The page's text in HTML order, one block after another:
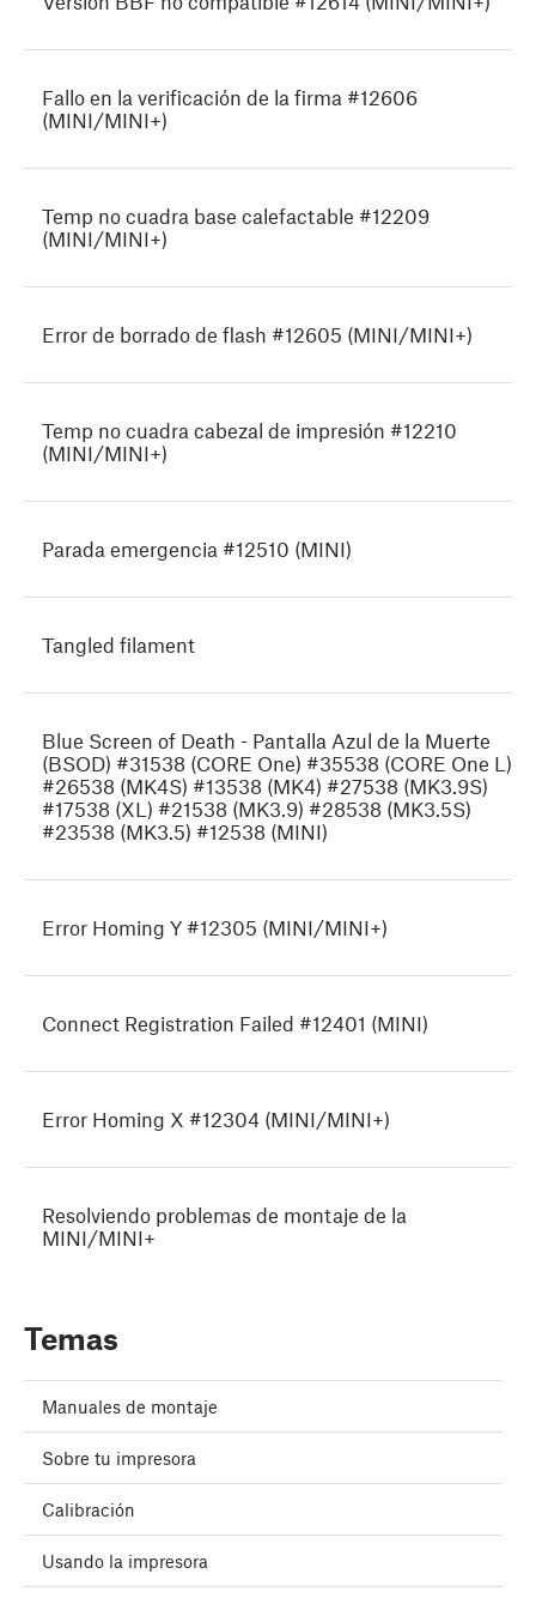
Fallo en la verificación de la firma #12606
(MINI/MINI+)
Temp no cuadra base calefactable #12209
(MINI/MINI+)
Error de borrado de flash #12605 (MINI/MINI+)
Temp no cuadra cabezal de impresión #12210
(MINI/MINI+)
Parada emergencia #12510 (MINI)
Tangled filament
Blue Screen of Death - Pantalla Azul de la Muerte
(BSOD) #31538 (CORE One) #35538 (CORE One L)
#26538 (MK4S) #13538 (MK4) #27538 (MK3.9S)
#17538 (XL) #21538 (MK3.9) #28538 (MK3.5S)
#23538 (MK3.5) #12538 (MINI)
Error Homing Y #12305 (MINI/MINI+)
Connect Registration Failed #12401 (MINI)
Error Homing X #12304 (MINI/MINI+)
Resolviendo problemas de montaje de la
MINI/MINI+
Temas
Manuales de montaje
Sobre tu impresora
Calibración
Usando la impresora